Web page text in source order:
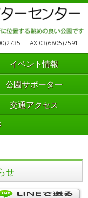
FAX:03(6805)7591
イベント情報
公園サポーター
交通アクセス
せ